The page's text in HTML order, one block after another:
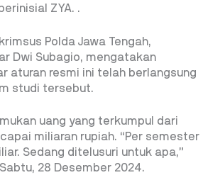
ZYA. .
Polda Jawa Tengah,
Dwi Subagio, mengatakan
aturan resmi ini telah berlangsung
studi tersebut.
uang yang terkumpul dari
miliaran rupiah. “Per semester
Sedang ditelusuri untuk apa,”
28 Desember 2024.